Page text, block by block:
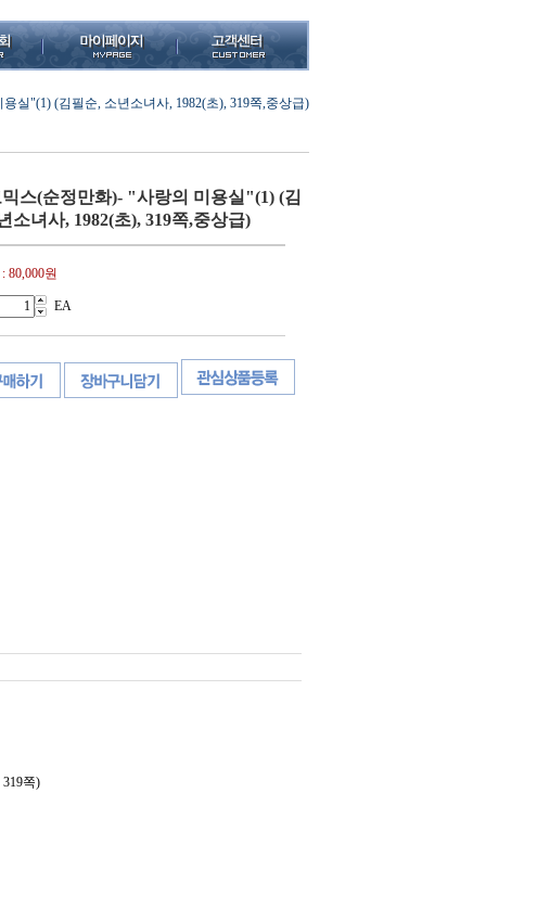
실"(1) (김필순, 소년소녀사, 1982(초), 319쪽,중상급)
스(순정만화)- "사랑의 미용실"(1) (김
소녀사, 1982(초), 319쪽,중상급)
80,000원
EA
쪽)